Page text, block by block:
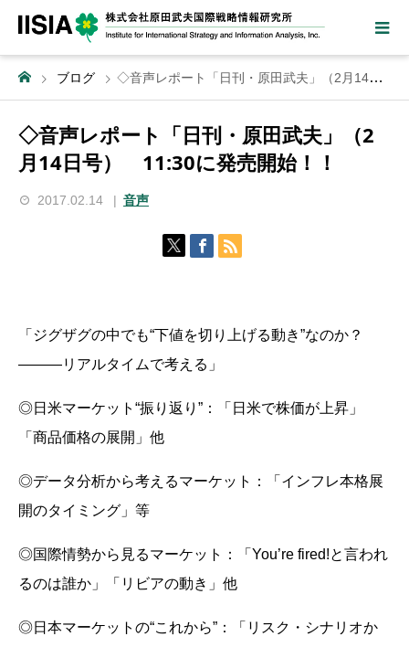
ブログ ◇音声レポート「日刊・原田武夫」（2月14日号） 11:30に発売開始！！
◇音声レポート「日刊・原田武夫」（2
月14日号） 11:30に発売開始！！
2017.02.14 音声
「ジグザグの中でも“下値を切り上げる動き”なのか？
―――リアルタイムで考える」
◎日米マーケット“振り返り”：「日米で株価が上昇」
「商品価格の展開」他
◎データ分析から考えるマーケット：「インフレ本格展
開のタイミング」等
◎国際情勢から見るマーケット：「You’re fired!と言われ
るのは誰か」「リビアの動き」他
◎日本マーケットの“これから”：「リスク・シナリオか